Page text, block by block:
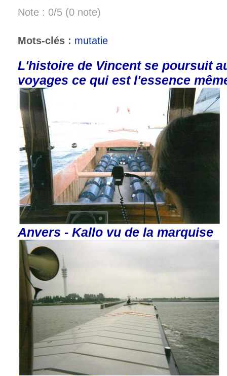
Note : 0/5 (0 note)
Mots-clés : mutatie
L'histoire de Vincent se poursuit
voyages ce qui est l'essence
Anvers - Kallo vu de la marquise